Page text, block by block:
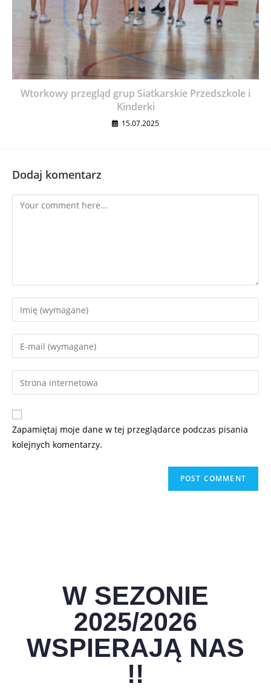
Wtorkowy przegląd grup Siatkarskie Przedszkole i
Kinderki
15.07.2025
Dodaj komentarz
Zapamiętaj moje dane w tej przeglądarce podczas pisania
kolejnych komentarzy.
W SEZONIE
2025/2026
WSPIERAJĄ NAS
!!